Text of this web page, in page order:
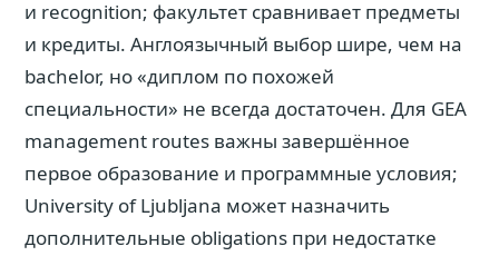
и recognition; факультет сравнивает предметы
и кредиты. Англоязычный выбор шире, чем на
bachelor, но «диплом по похожей
специальности» не всегда достаточен. Для GEA
management routes важны завершённое
первое образование и программные условия;
University of Ljubljana может назначить
дополнительные obligations при недостатке